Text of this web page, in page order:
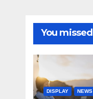
You missed
DISPLAY NEWS